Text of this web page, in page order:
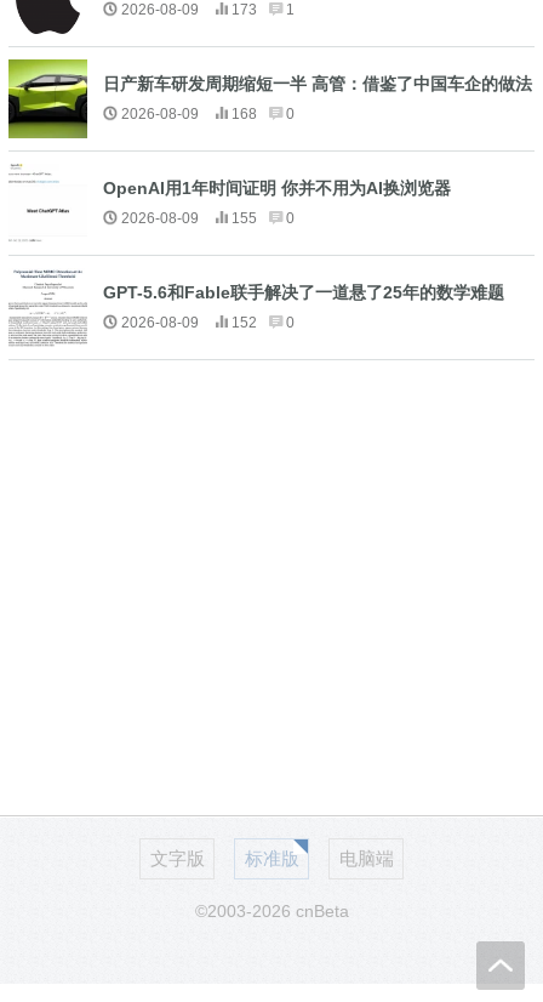
2026-08-09 173 1
日产新车研发周期缩短一半 高管：借鉴了中国车企的做法
2026-08-09 168 0
OpenAI用1年时间证明 你并不用为AI换浏览器
2026-08-09 155 0
GPT-5.6和Fable联手解决了一道悬了25年的数学难题
2026-08-09 152 0
文字版 标准版 电脑端
©2003-2026 cnBeta